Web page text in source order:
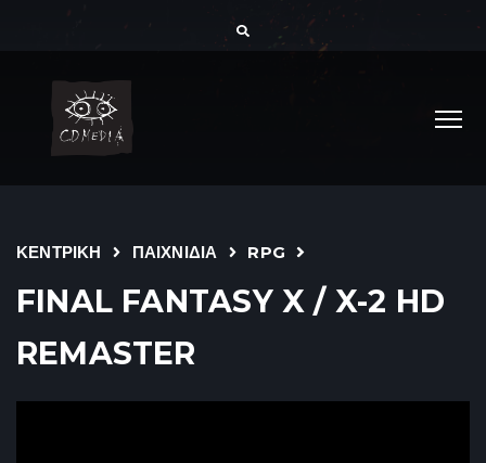
ΚΕΝΤΡΙΚΗ ΠΑΙΧΝΙΔΙΑ RPG
FINAL FANTASY X / X-2 HD
REMASTER